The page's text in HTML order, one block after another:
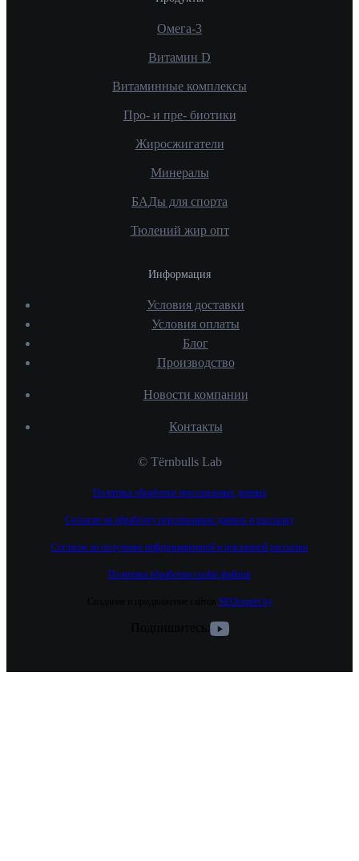
Омега-3
Витамин D
Витаминные комплексы
Про- и пре- биотики
Жиросжигатели
Минералы
БАДы для спорта
Тюлений жир опт
Информация
Условия доставки
Условия оплаты
Блог
Производство
Новости компании
Контакты
© Tёrnbulls Lab
Политика обработки персональных данных
Согласие на обработку персональных данных и рассылку
Согласие на получение информационной и рекламной рассылки
Политика обработки cookie файлов
SEOexpert.by